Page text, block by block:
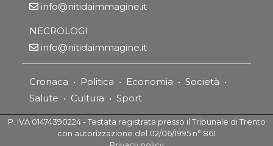
info@nitidaimmagine.it
NECROLOGI
info@nitidaimmagine.it
Cronaca • Politica • Economia • Società •
Salute • Cultura • Sport
P. IVA 01474390224 - Testata registrata presso il Tribunale di Trento
con autorizzazione del 02/06/1995 n° 861